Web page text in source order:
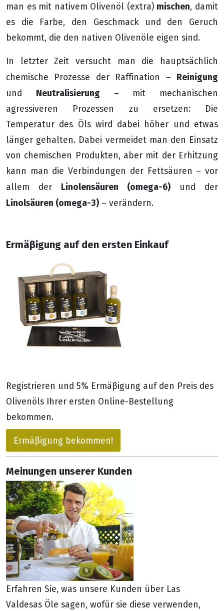
Ermäβigung auf den ersten Einkauf
Registrieren und 5% Ermäβigung auf den Preis des
Olivenöls Ihrer ersten Online-Bestellung
bekommen.
Ermäβigung bekommen!
Meinungen unserer Kunden
Erfahren Sie, was unsere Kunden über Las
Valdesas Öle sagen, wofür sie diese verwenden,
man es mit nativem Olivenöl (extra) mischen, damit
es die Farbe, den Geschmack und den Geruch
bekommt, die den nativen Olivenöle eigen sind.
In letzter Zeit versucht man die hauptsächlich
chemische Prozesse der Raffination – Reinigung
und Neutralisierung – mit mechanischen
agressiveren Prozessen zu ersetzen: Die
Temperatur des Öls wird dabei höher und etwas
länger gehalten. Dabei vermeidet man den Einsatz
von chemischen Produkten, aber mit der Erhitzung
kann man die Verbindungen der Fettsäuren – vor
allem der Linolensäuren (omega-6) und der
Linolsäuren (omega-3) – verändern.